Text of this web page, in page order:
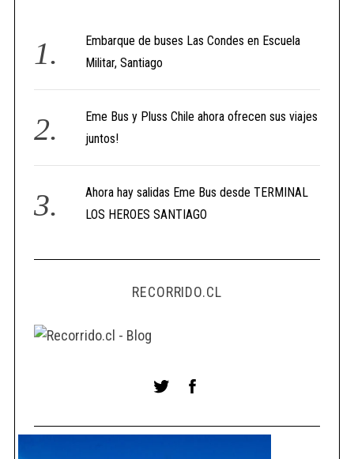
Embarque de buses Las Condes en Escuela
Militar, Santiago
Eme Bus y Pluss Chile ahora ofrecen sus viajes
juntos!
Ahora hay salidas Eme Bus desde TERMINAL
LOS HEROES SANTIAGO
RECORRIDO.CL